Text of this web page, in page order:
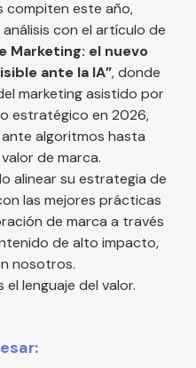
compiten este año,
con el artículo de
Marketing: el nuevo
ante la IA”, donde
marketing asistido por
estratégico en 2026,
algoritmos hasta
de marca.
alinear su estrategia de
las mejores prácticas
de marca a través
de alto impacto,
nosotros.
lenguaje del valor.